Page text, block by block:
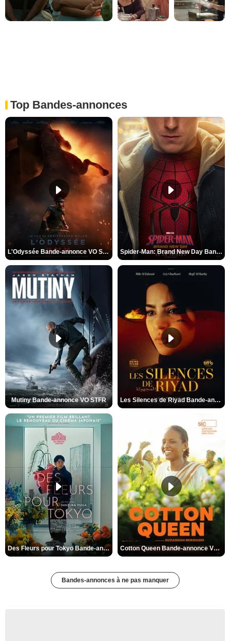
Top Bandes-annonces
L'Odyssée Bande-annonce VO STFR Spider-Man: Brand New Day Bande-annonce VO STFR
Mutiny Bande-annonce VO STFR Les Silences de Riyad Bande-annonce VO STFR
Des Fleurs pour Tokyo Bande-annonce VO STFR Cotton Queen Bande-annonce VO STFR
Bandes-annonces à ne pas manquer